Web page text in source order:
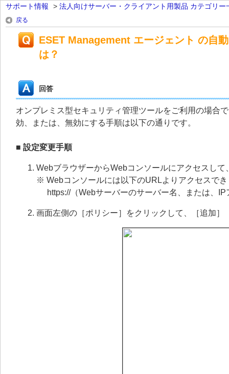
サポート情報 > 法人向けサーバー・クライアント用製品 カテゴリー
戻る
ESET Management エージェント の自
は？
回答
オンプレミス型セキュリティ管理ツールをご利用の場合
効、または、無効にする手順は以下の通りです。
■ 設定変更手順
WebブラウザーからWebコンソールにアクセスし
※ Webコンソールには以下のURLよりアクセスでき
https://（Webサーバーのサーバー名、または、IP
画面左側の［ポリシー］をクリックして、［追加